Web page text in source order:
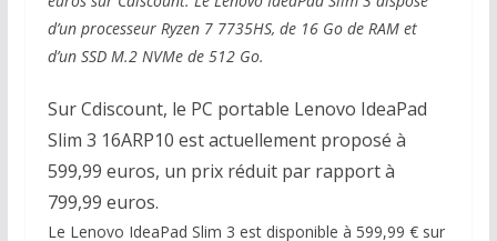
d’un processeur Ryzen 7 7735HS, de 16 Go de RAM et
d’un SSD M.2 NVMe de 512 Go.
Sur Cdiscount, le PC portable Lenovo IdeaPad
Slim 3 16ARP10 est actuellement proposé à
599,99 euros, un prix réduit par rapport à
799,99 euros.
Le Lenovo IdeaPad Slim 3 est disponible à 599,99 € sur